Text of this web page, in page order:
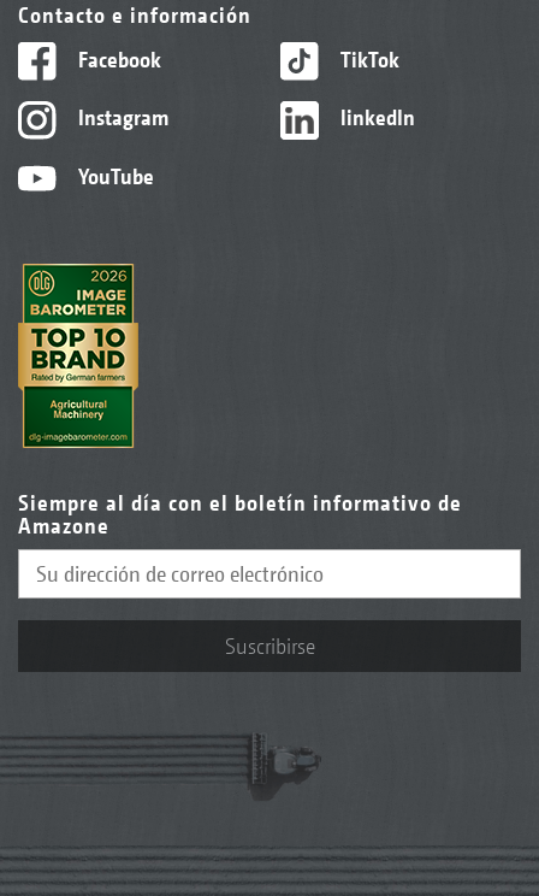
Contacto e información
Facebook
Instagram
YouTube
TikTok
linkedIn
Siempre al día con el boletín informativo de
Amazone
Suscribirse